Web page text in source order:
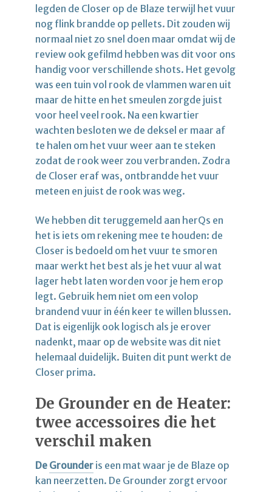
legden de Closer op de Blaze terwijl het vuur
nog flink brandde op pellets. Dit zouden wij
normaal niet zo snel doen maar omdat wij de
review ook gefilmd hebben was dit voor ons
handig voor verschillende shots. Het gevolg
was een tuin vol rook de vlammen waren uit
maar de hitte en het smeulen zorgde juist
voor heel veel rook. Na een kwartier
wachten besloten we de deksel er maar af
te halen om het vuur weer aan te steken
zodat de rook weer zou verbranden. Zodra
de Closer eraf was, ontbrandde het vuur
meteen en juist de rook was weg.
We hebben dit teruggemeld aan herQs en
het is iets om rekening mee te houden: de
Closer is bedoeld om het vuur te smoren
maar werkt het best als je het vuur al wat
lager hebt laten worden voor je hem erop
legt. Gebruik hem niet om een volop
brandend vuur in één keer te willen blussen.
Dat is eigenlijk ook logisch als je erover
nadenkt, maar op de website was dit niet
helemaal duidelijk. Buiten dit punt werkt de
Closer prima.
De Grounder en de Heater:
twee accessoires die het
verschil maken
De Grounder is een mat waar je de Blaze op
kan neerzetten. De Grounder zorgt ervoor